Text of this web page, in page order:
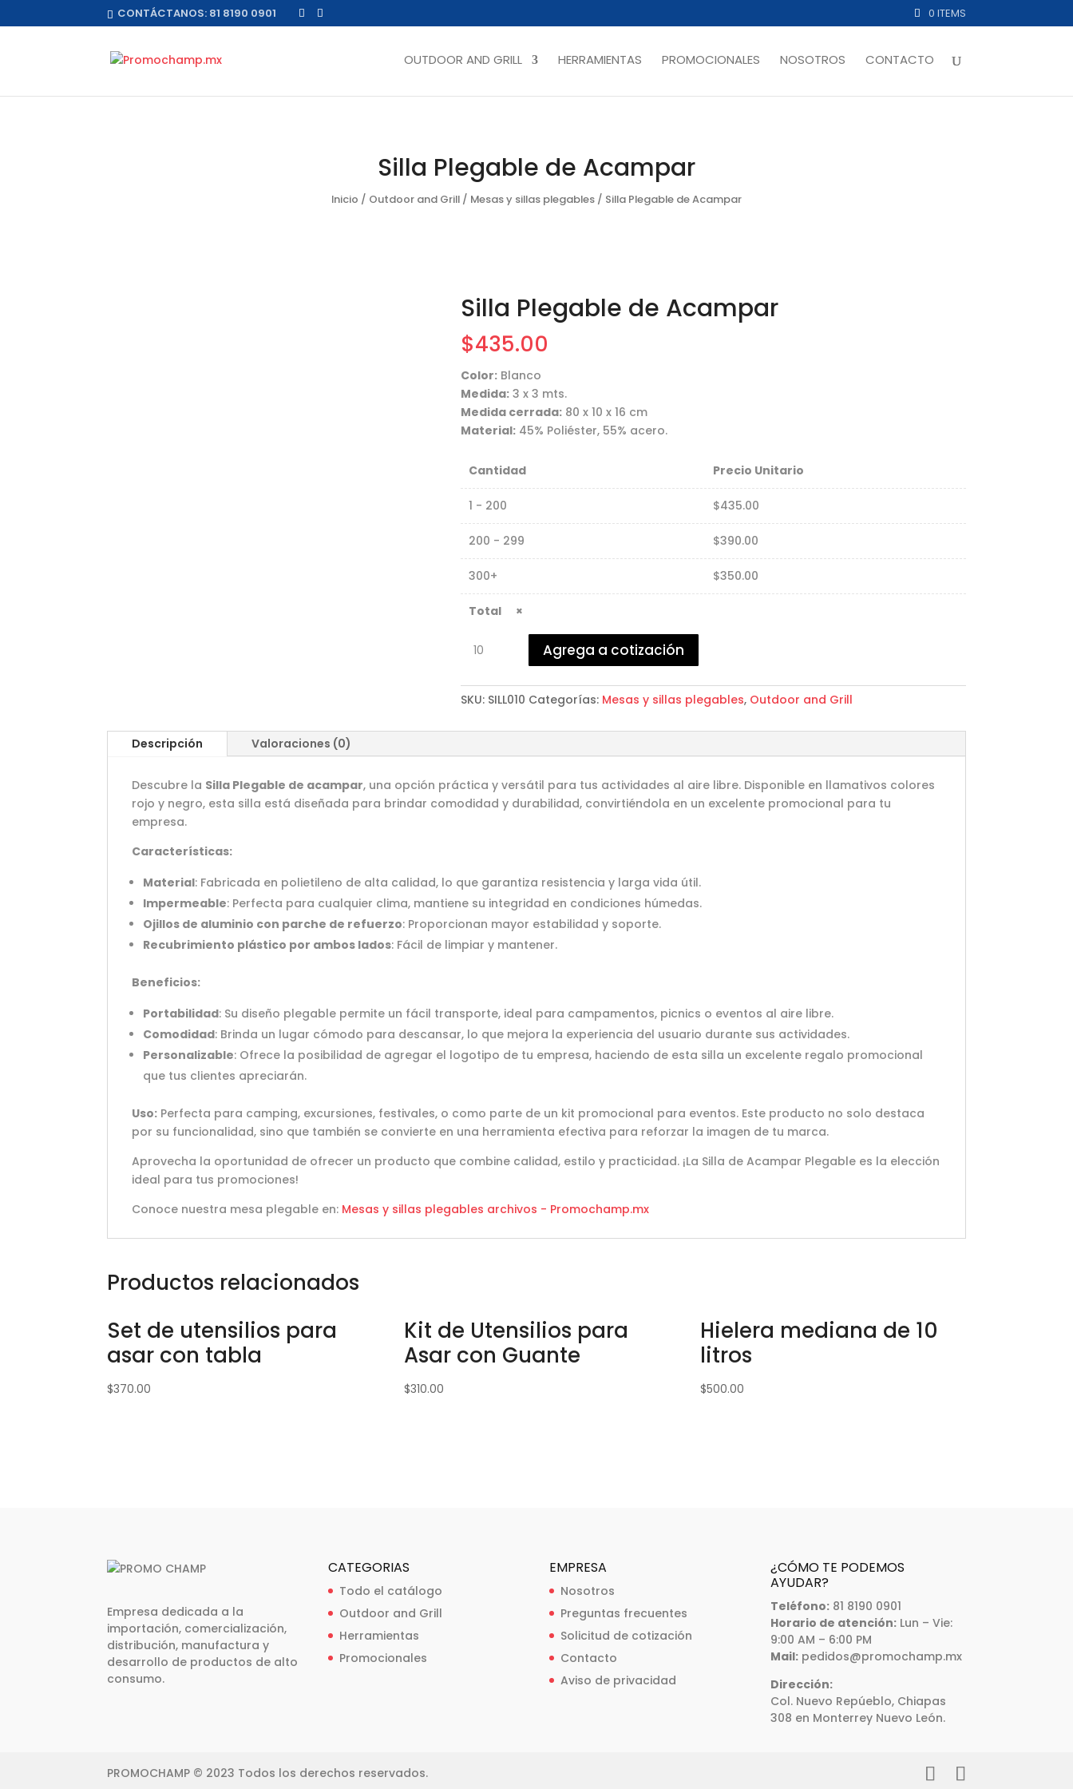
CONTÁCTANOS: 81 8190 0901 0 ITEMS
OUTDOOR AND GRILL HERRAMIENTAS PROMOCIONALES NOSOTROS CONTACTO
Silla Plegable de Acampar
Inicio / Outdoor and Grill / Mesas y sillas plegables / Silla Plegable de Acampar
Silla Plegable de Acampar
$435.00
Color: Blanco
Medida: 3 x 3 mts.
Medida cerrada: 80 x 10 x 16 cm
Material: 45% Poliéster, 55% acero.
Cantidad Precio Unitario
1 - 200 $435.00
200 - 299 $390.00
300+ $350.00
×
Plegable
Acampar
Agrega a cotización
SKU: SILL010 Categorías: Mesas y sillas plegables, Outdoor and Grill
Descripción Valoraciones (0)
Descubre la Silla Plegable de acampar, una opción práctica y versátil para tus actividades al aire libre. Disponible en llamativos colores
rojo y negro, esta silla está diseñada para brindar comodidad y durabilidad, convirtiéndola en un excelente promocional para tu
empresa.
Características:
Material: Fabricada en polietileno de alta calidad, lo que garantiza resistencia y larga vida útil.
Impermeable: Perfecta para cualquier clima, mantiene su integridad en condiciones húmedas.
Ojillos de aluminio con parche de refuerzo: Proporcionan mayor estabilidad y soporte.
Recubrimiento plástico por ambos lados: Fácil de limpiar y mantener.
Beneficios:
Portabilidad: Su diseño plegable permite un fácil transporte, ideal para campamentos, picnics o eventos al aire libre.
Comodidad: Brinda un lugar cómodo para descansar, lo que mejora la experiencia del usuario durante sus actividades.
Personalizable: Ofrece la posibilidad de agregar el logotipo de tu empresa, haciendo de esta silla un excelente regalo promocional
que tus clientes apreciarán.
Uso: Perfecta para camping, excursiones, festivales, o como parte de un kit promocional para eventos. Este producto no solo destaca
por su funcionalidad, sino que también se convierte en una herramienta efectiva para reforzar la imagen de tu marca.
Aprovecha la oportunidad de ofrecer un producto que combine calidad, estilo y practicidad. ¡La Silla de Acampar Plegable es la elección
ideal para tus promociones!
Conoce nuestra mesa plegable en: Mesas y sillas plegables archivos - Promochamp.mx
Productos relacionados
Set de utensilios para
asar con tabla
$370.00
Kit de Utensilios para
Asar con Guante
$310.00
Hielera mediana de 10
litros
$500.00
Empresa dedicada a la
importación, comercialización,
distribución, manufactura y
desarrollo de productos de alto
consumo.
CATEGORIAS
Todo el catálogo
Outdoor and Grill
Herramientas
Promocionales
EMPRESA
Nosotros
Preguntas frecuentes
Solicitud de cotización
Contacto
Aviso de privacidad
¿CÓMO TE PODEMOS
AYUDAR?
Teléfono:81 8190 0901
Horario de atención:Lun – Vie:
9:00 AM – 6:00 PM
Mail:pedidos@promochamp.mx
Dirección:
Col. Nuevo Repúeblo, Chiapas
308 en Monterrey Nuevo León.
PROMOCHAMP © 2023 Todos los derechos reservados.